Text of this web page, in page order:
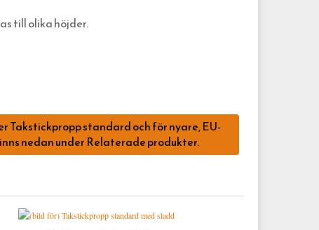
till olika höjder.
standard och för nyare, EU-
nedan under Relaterade produkter.